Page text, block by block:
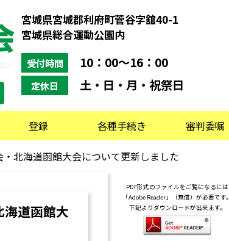
宮城県宮城郡利府町菅谷字舘40-1
宮城県総合運動公園内
受付時間 10：00～16：00
定休日 土・日・月・祝祭日
登録 各種手続き 審判委嘱
北海道函館大会について更新しました
道函館大
PDF形式のファイルをご覧になるには
「Adobe Reader」（無償）が必要です。
下記よりダウンロードが出来ます。